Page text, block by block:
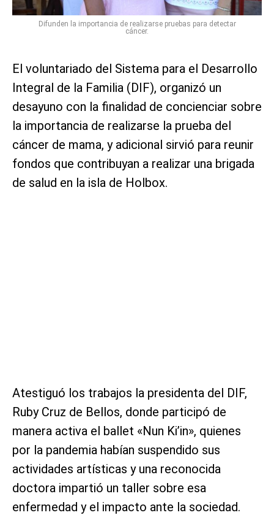
Difunden la importancia de realizarse pruebas para detectar
cáncer.
El voluntariado del Sistema para el Desarrollo
Integral de la Familia (DIF), organizó un
desayuno con la finalidad de concienciar sobre
la importancia de realizarse la prueba del
cáncer de mama, y adicional sirvió para reunir
fondos que contribuyan a realizar una brigada
de salud en la isla de Holbox.
Atestiguó los trabajos la presidenta del DIF,
Ruby Cruz de Bellos, donde participó de
manera activa el ballet «Nun Ki’in», quienes
por la pandemia habían suspendido sus
actividades artísticas y una reconocida
doctora impartió un taller sobre esa
enfermedad y el impacto ante la sociedad.